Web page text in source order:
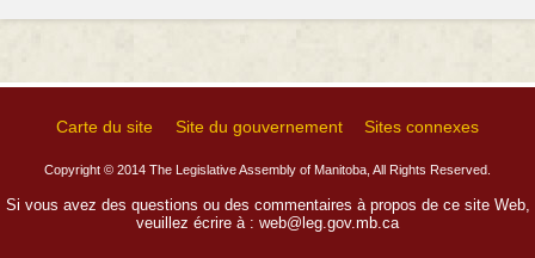
Carte du site Site du gouvernement Sites connexes
Copyright © 2014 The Legislative Assembly of Manitoba, All Rights Reserved.
Si vous avez des questions ou des commentaires à propos de ce site Web,
veuillez écrire à : web@leg.gov.mb.ca